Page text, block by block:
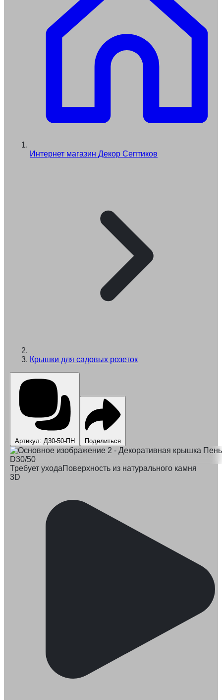
Интернет магазин Декор Септиков
Крышки для садовых розеток
Артикул: Д30-50-ПН Поделиться
Требует уходаПоверхность из натурального камня
3D